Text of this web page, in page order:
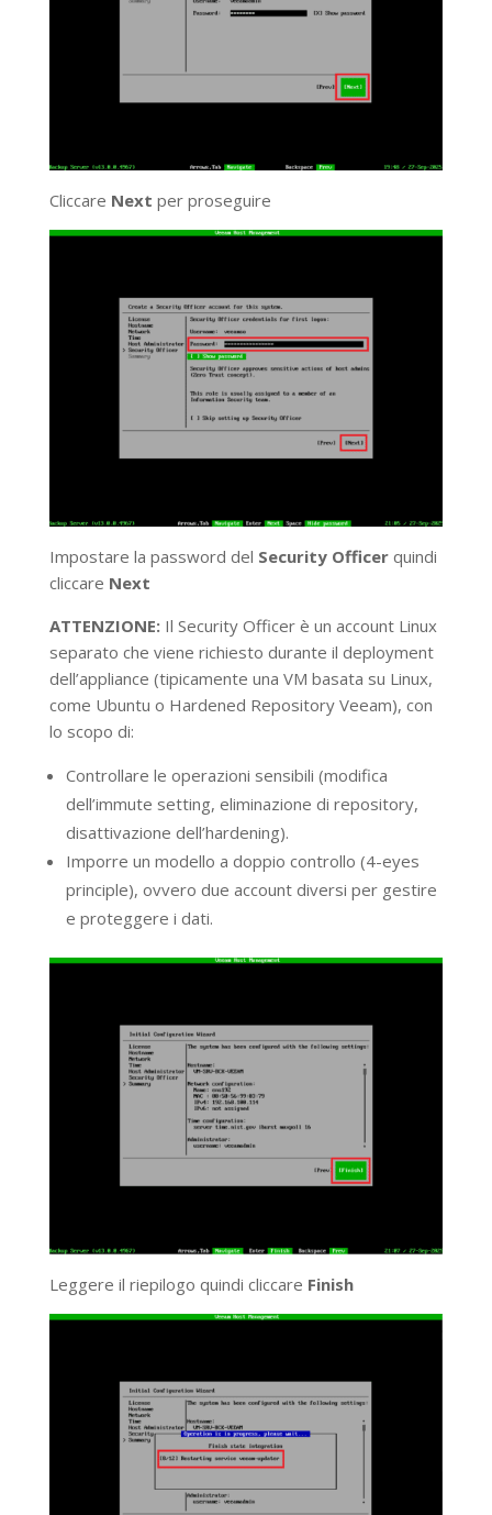
Cliccare Next per proseguire
Impostare la password del Security Officerquindi
cliccare Next
ATTENZIONE:Il Security Officer è un account Linux
separato che viene richiesto durante il deployment
dell’appliance (tipicamente una VM basata su Linux,
come Ubuntu o Hardened Repository Veeam), con
lo scopo di:
Controllare le operazioni sensibili (modifica
dell’immute setting, eliminazione di repository,
disattivazione dell’hardening).
Imporre un modello a doppio controllo (4-eyes
principle), ovvero due account diversi per gestire
e proteggere i dati.
Leggere il riepilogo quindi cliccare Finish